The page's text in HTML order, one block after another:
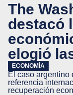
The
destacó
elogió
ECONOMÍA
El caso argentino
referencia
recuperación